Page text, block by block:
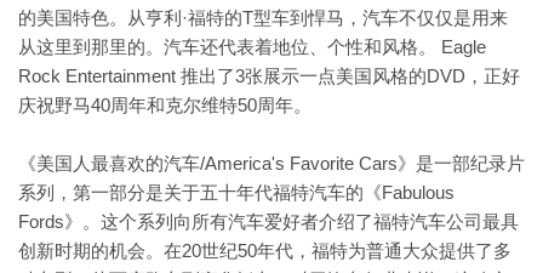
的美国特色。从亨利·福特的T型车到悍马，汽车不仅仅是用来
从这里到那里的。汽车还代表着地位、个性和风格。 Eagle
Rock Entertainment 推出了3张展示一点美国风格的DVD，正好
庆祝野马40周年和克尔维特50周年。
《美国人最喜欢的汽车/America's Favorite Cars》是一部纪录片
系列，第一部分是关于五十年代福特汽车的《Fabulous
Fords》。这个系列向所有汽车爱好者介绍了福特汽车公司最具
创新时期的机会。在20世纪50年代，福特为普通大众提供了多